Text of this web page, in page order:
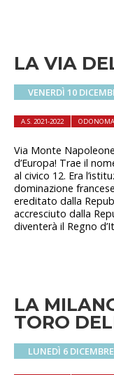
LA VIA
VENERDÌ 10
A.S. 2021-2022
Via Monte
d’Europa! Trae il
al civico 12. Era
dominazione
ereditato dalla
accresciuto dalla
diventerà il Regno
LA
TORO
LUNEDÌ 6